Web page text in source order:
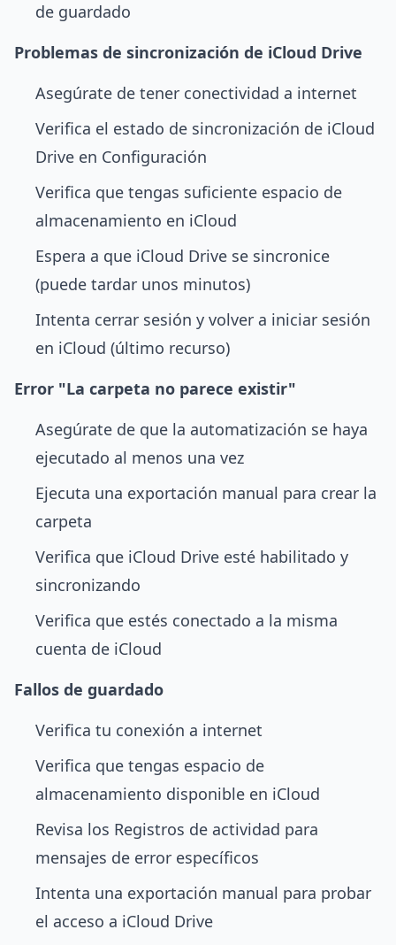
de guardado
Problemas de sincronización de iCloud Drive
Asegúrate de tener conectividad a internet
Verifica el estado de sincronización de iCloud
Drive en Configuración
Verifica que tengas suficiente espacio de
almacenamiento en iCloud
Espera a que iCloud Drive se sincronice
(puede tardar unos minutos)
Intenta cerrar sesión y volver a iniciar sesión
en iCloud (último recurso)
Error "La carpeta no parece existir"
Asegúrate de que la automatización se haya
ejecutado al menos una vez
Ejecuta una exportación manual para crear la
carpeta
Verifica que iCloud Drive esté habilitado y
sincronizando
Verifica que estés conectado a la misma
cuenta de iCloud
Fallos de guardado
Verifica tu conexión a internet
Verifica que tengas espacio de
almacenamiento disponible en iCloud
Revisa los Registros de actividad para
mensajes de error específicos
Intenta una exportación manual para probar
el acceso a iCloud Drive